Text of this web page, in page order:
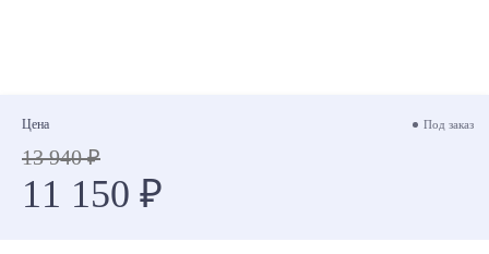
Цена Под заказ
13 940 ₽
11 150 ₽